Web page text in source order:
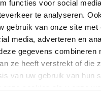
functies voor social
te analyseren.
gebruik van onze site met
media, adverteren en
gegevens combineren
ze heeft verstrekt of die
van uw gebruik van hun
|
Boucher
Dark Brown
Leather |
€ 159,95